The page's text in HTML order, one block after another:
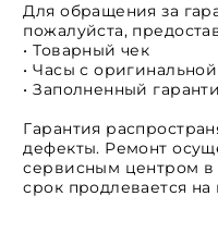
Для обращения за
пожалуйста,
• Товарный чек
• Часы с
• Заполненный
Гарантия
дефекты. Ремонт
сервисным центром в
срок продлевается